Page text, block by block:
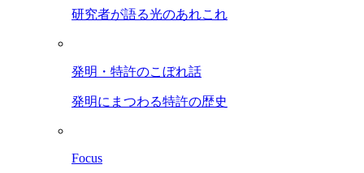
研究者が語る光のあれこれ
発明・特許のこぼれ話
発明にまつわる特許の歴史
Focus